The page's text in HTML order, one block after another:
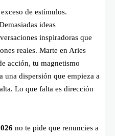
de estímulos.
ideas
inspiradoras que
reales. Marte en Aries
acción, tu magnetismo
una dispersión que empieza a
Lo que falta es dirección
no te pide que renuncies a